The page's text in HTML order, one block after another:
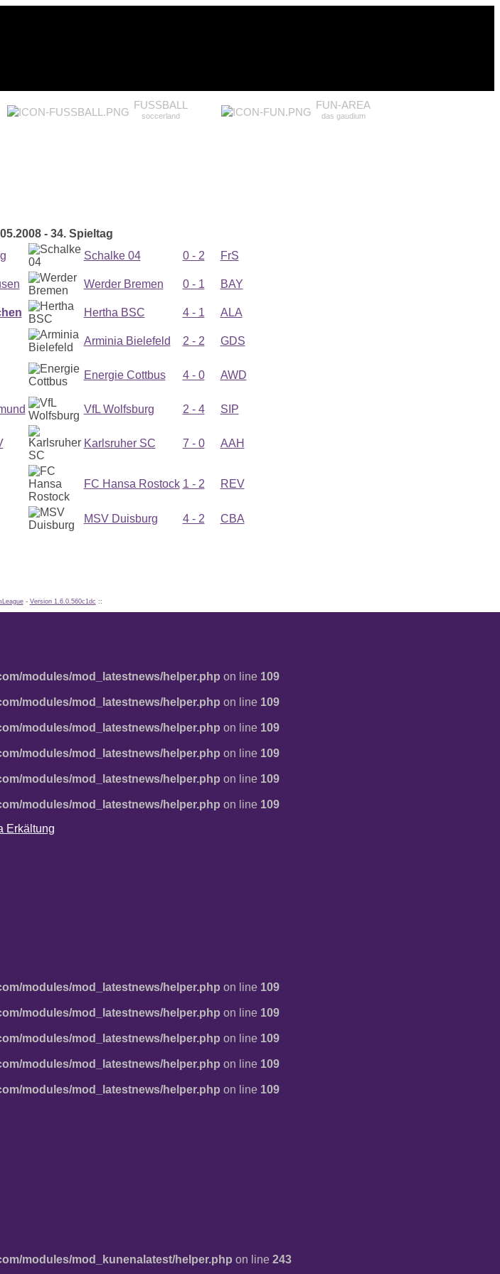
FUSSBALL
soccerland
FUN-AREA
das gaudium
- 34. Spieltag
Schalke 04 0 - 2 FrS
Werder Bremen 0 - 1 BAY
Hertha BSC 4 - 1 ALA
Arminia Bielefeld 2 - 2 GDS
Energie Cottbus 4 - 0 AWD
VfL Wolfsburg 2 - 4 SIP
Karlsruher SC 7 - 0 AAH
FC Hansa Rostock 1 - 2 REV
MSV Duisburg 4 - 2 CBA
- Version 1.6.0.560c1dc ::
modules/mod_latestnews/helper.php on line 109
modules/mod_latestnews/helper.php on line 109
modules/mod_latestnews/helper.php on line 109
modules/mod_latestnews/helper.php on line 109
modules/mod_latestnews/helper.php on line 109
modules/mod_latestnews/helper.php on line 109
Erkältung
modules/mod_latestnews/helper.php on line 109
modules/mod_latestnews/helper.php on line 109
modules/mod_latestnews/helper.php on line 109
modules/mod_latestnews/helper.php on line 109
modules/mod_latestnews/helper.php on line 109
modules/mod_kunenalatest/helper.php on line 243